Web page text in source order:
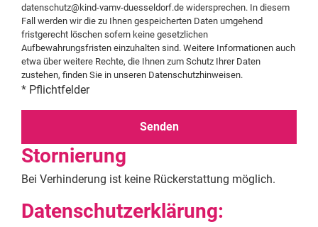
datenschutz@kind-vamv-duesseldorf.de widersprechen. In diesem
Fall werden wir die zu Ihnen gespeicherten Daten umgehend
fristgerecht löschen sofern keine gesetzlichen
Aufbewahrungsfristen einzuhalten sind. Weitere Informationen auch
etwa über weitere Rechte, die Ihnen zum Schutz Ihrer Daten
zustehen, finden Sie in unseren Datenschutzhinweisen.
* Pflichtfelder
Stornierung
Bei Verhinderung ist keine Rückerstattung möglich.
Datenschutzerklärung: